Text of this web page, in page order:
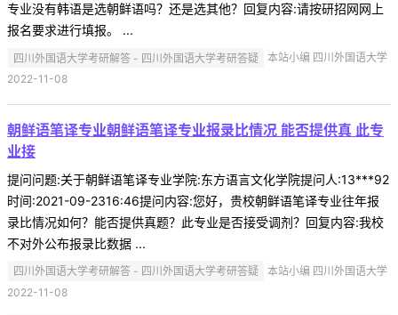
专业没有韩语是选朝鲜语吗？还是选其他？回复内容:请按研招网网上
报名要求进行填报。 ...
四川外国语大学考研解答 - 四川外国语大学考研答疑
本站小编 四川外国语大学
2022-11-08
朝鲜语笔译专业朝鲜语笔译专业报录比情况 能否提供真 此专
业接
提问问题:关于朝鲜语笔译专业学院:东方语言文化学院提问人:13***92
时间:2021-09-2316:46提问内容:您好，贵校朝鲜语笔译专业往年报
录比情况如何？能否提供真题？此专业是否接受调剂？回复内容:我校
不对外公布报录比数据 ...
四川外国语大学考研解答 - 四川外国语大学考研答疑
本站小编 四川外国语大学
2022-11-08